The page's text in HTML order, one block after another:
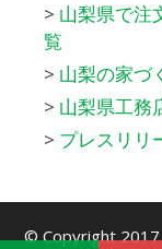
> 山梨県で注
覧
> 山梨の家づ
> 山梨県工務
> プレスリリ
© Copyright